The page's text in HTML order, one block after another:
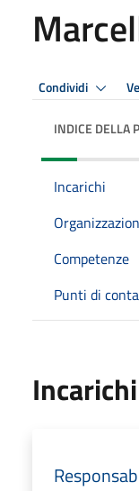
Condividi
INDICE DELLA
Incarichi
Competenze
Punti di
Incarichi